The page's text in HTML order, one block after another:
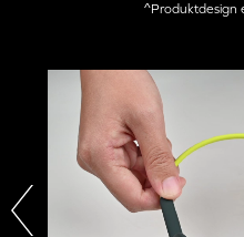
^Produktdesign